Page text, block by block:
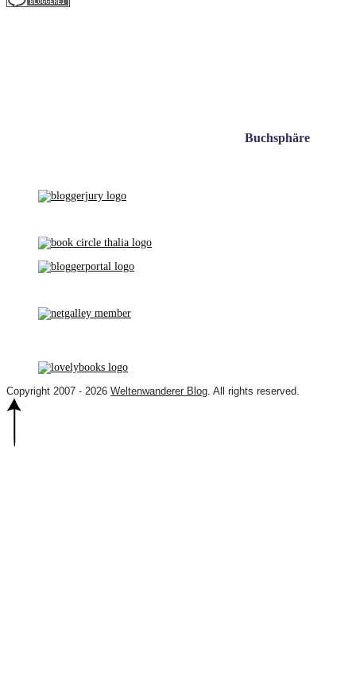
Buchsphäre
Copyright 2007 - 2026 Weltenwanderer Blog . All rights reserved.